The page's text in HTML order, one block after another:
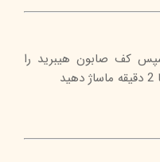
کف صابون هیبرید را